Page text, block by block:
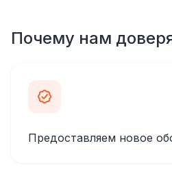
Почему нам
Предоставляем новое